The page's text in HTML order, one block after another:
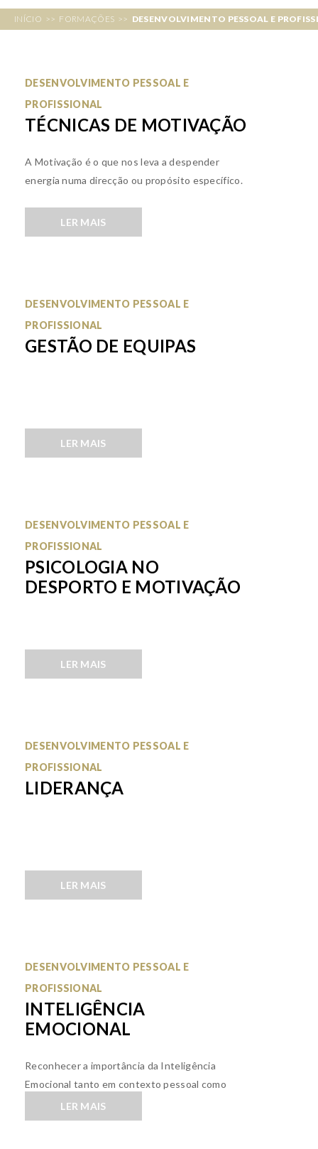
INÍCIO >> FORMAÇÕES >> DESENVOLVIMENTO PESSOAL E
DESENVOLVIMENTO PESSOAL E
PROFISSIONAL
TÉCNICAS DE MOTIVAÇÃO
A Motivação é o que nos leva a despender
energia numa direcção ou propósito específico.
LER MAIS
DESENVOLVIMENTO PESSOAL E
PROFISSIONAL
GESTÃO DE EQUIPAS
LER MAIS
DESENVOLVIMENTO PESSOAL E
PROFISSIONAL
PSICOLOGIA NO
DESPORTO E MOTIVAÇÃO
LER MAIS
DESENVOLVIMENTO PESSOAL E
PROFISSIONAL
LIDERANÇA
LER MAIS
DESENVOLVIMENTO PESSOAL E
PROFISSIONAL
INTELIGÊNCIA
EMOCIONAL
Reconhecer a importância da Inteligência
Emocional tanto em contexto pessoal como
profissionalLER MAIS
Á